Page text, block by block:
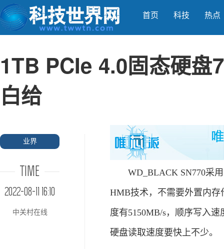
首页 科技 热点
1TB PCIe 4.0固态硬盘
白给
业界
TIME
2022-08-11 16:10
中关村在线
WD_BLACK SN770采用
HMB技术，不需要外置内
度有5150MB/s，顺序写入
硬盘读取速度要快上不少。